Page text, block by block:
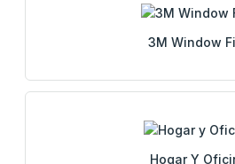
3M Window
Hogar Y